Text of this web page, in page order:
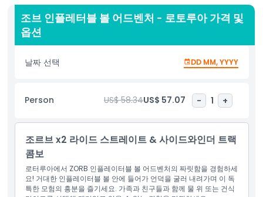
드 옵션을 제공합니다. 처음이든 다시 방문하든, ZORB 인플레이션
볼 어드벤처는 로토루아에서 잊을 수 없는 경험입니다. 스릴을 즐기
고 평생 기억에 남을 추억을 만드세요.
하이라이트
포함 사항
아동 성인 정책
포함되지 않는 사항
조브 인플레터블 볼 어드벤처 - 로토루아 가격 및
옵션
날짜 선택 DD MM, YYYY
Person US$ 58.34US$ 57.07 - 1 +
조르브 x2 라이드 스트레이트 & 사이드와인더 트랙
콤보
로터루아에서 ZORB 인플레이터블 볼 어드벤처의 짜릿함을 경험하세
요! 거대한 인플레이터블 볼 안에 들어가 언덕을 굴러 내려가며 이 독
특한 모험의 흥분을 즐기세요. 가족과 친구들과 함께 물 위 또는 건식